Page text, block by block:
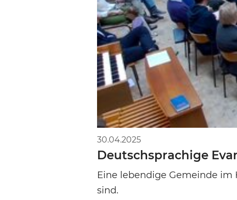
30.04.2025
Deutschsprachige
Eine lebendige Gemeinde
sind.